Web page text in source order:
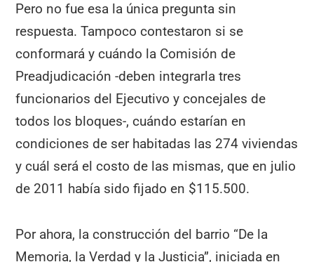
Pero no fue esa la única pregunta sin
respuesta. Tampoco contestaron si se
conformará y cuándo la Comisión de
Preadjudicación -deben integrarla tres
funcionarios del Ejecutivo y concejales de
todos los bloques-, cuándo estarían en
condiciones de ser habitadas las 274 viviendas
y cuál será el costo de las mismas, que en julio
de 2011 había sido fijado en $115.500.
Por ahora, la construcción del barrio “De la
Memoria, la Verdad y la Justicia”, iniciada en